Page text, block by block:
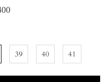
39 40 41